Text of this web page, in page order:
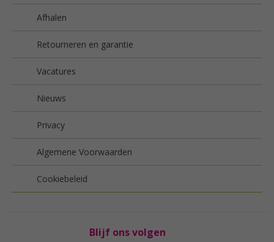
Afhalen
Retourneren en garantie
Vacatures
Nieuws
Privacy
Algemene Voorwaarden
Cookiebeleid
Blijf ons volgen